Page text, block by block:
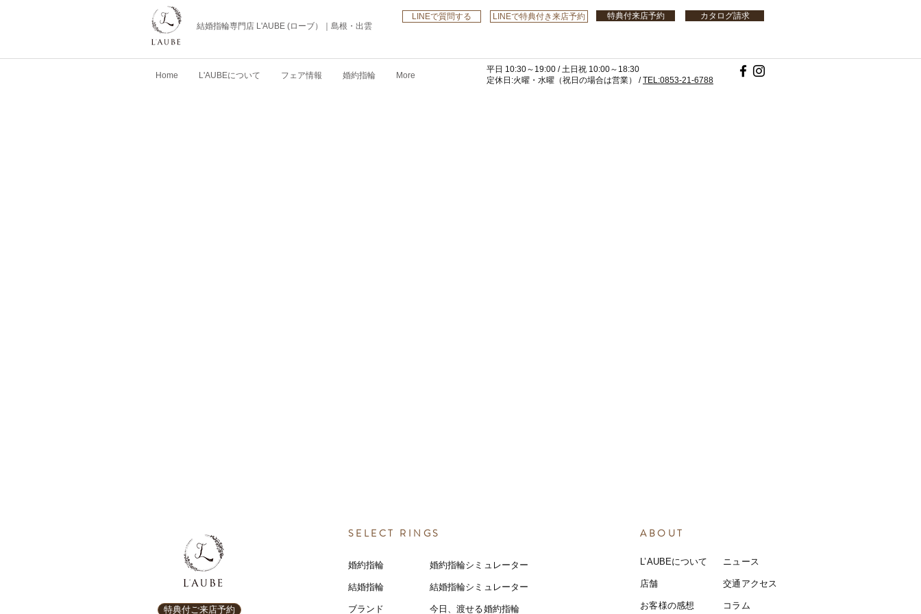
結婚指輪専門店 L'AUBE (ローブ）｜島根・出雲
LINEで質問する LINEで特典付き来店予約 特典付来店予約 カタログ請求
Home L'AUBEについて フェア情報 婚約指輪 More
平日 10:30～19:00 /土日祝 10:00～18:30
​定休日:火曜・水曜 （祝日の場合は営業） /TEL:0853-21-6788
特典付ご来店予約
SELECT RINGS
婚約指輪
結婚指輪
ブランド
婚約指輪シミュレーター
結婚指輪シミ ュ レーター
今日、渡せる婚約指輪
ABOUT
L’AUBEについて
店舗
お客様の感想
​ニュース
​交通アクセス
コラム